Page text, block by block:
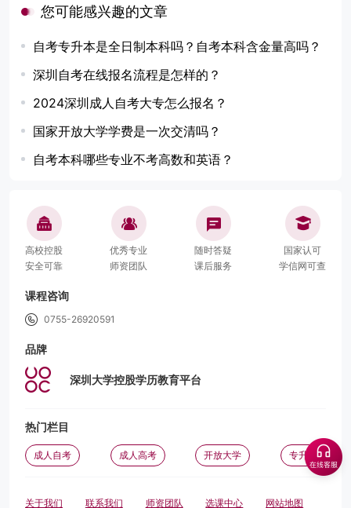
您可能感兴趣的文章
自考专升本是全日制本科吗？自考本科含金量高吗？
深圳自考在线报名流程是怎样的？
2024深圳成人自考大专怎么报名？
国家开放大学学费是一次交清吗？
自考本科哪些专业不考高数和英语？
高校控股
安全可靠
优秀专业
师资团队
随时答疑
课后服务
国家认可
学信网可查
课程咨询
0755-26920591
品牌
深圳大学控股学历教育平台
热门栏目
成人自考 成人高考 开放大学 专升本
关于我们 联系我们 师资团队 选课中心 网站地图